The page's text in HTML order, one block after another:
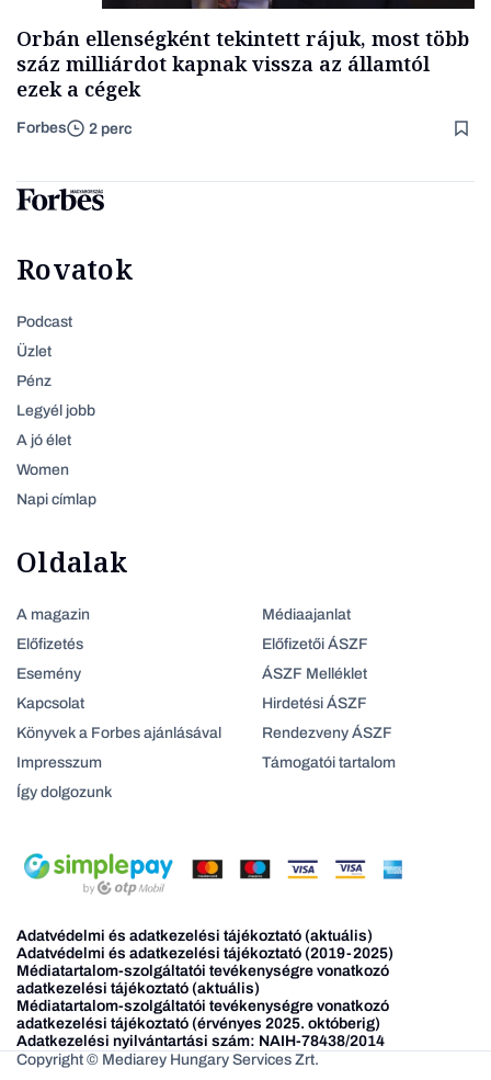
Orbán ellenségként tekintett rájuk, most több
száz milliárdot kapnak vissza az államtól
ezek a cégek
Forbes 2 perc
Rovatok
Podcast
Üzlet
Pénz
Legyél jobb
A jó élet
Women
Napi címlap
Oldalak
A magazin
Előfizetés
Esemény
Kapcsolat
Könyvek a Forbes ajánlásával
Impresszum
Így dolgozunk
Médiaajanlat
Előfizetői ÁSZF
ÁSZF Melléklet
Hirdetési ÁSZF
Rendezveny ÁSZF
Támogatói tartalom
Adatvédelmi és adatkezelési tájékoztató (aktuális)
Adatvédelmi és adatkezelési tájékoztató (2019-2025)
Médiatartalom-szolgáltatói tevékenységre vonatkozó
adatkezelési tájékoztató (aktuális)
Médiatartalom-szolgáltatói tevékenységre vonatkozó
adatkezelési tájékoztató (érvényes 2025. októberig)
Adatkezelési nyilvántartási szám: NAIH-78438/2014
Copyright © Mediarey Hungary Services Zrt.